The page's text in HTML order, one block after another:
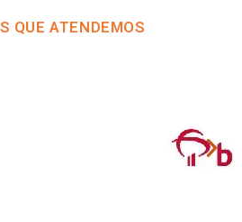
QUE ATENDEMOS